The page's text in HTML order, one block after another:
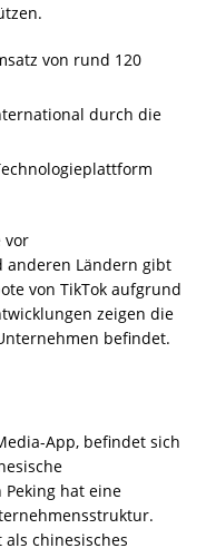
von rund 120
durch die
vor
anderen Ländern gibt
von TikTok aufgrund
zeigen die
befindet.
App, befindet sich
hat eine
als chinesisches